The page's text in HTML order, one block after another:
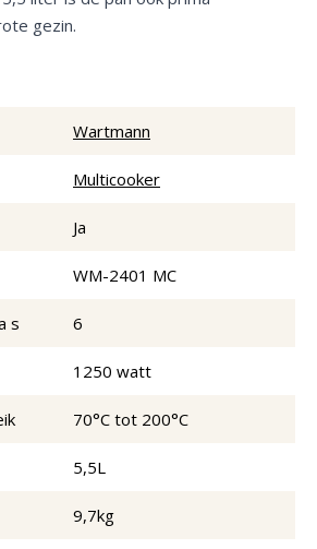
gezin.
Wartmann
Multicooker
Ja
WM-2401 MC
s 6
1250 watt
70°C tot 200°C
5,5L
9,7kg